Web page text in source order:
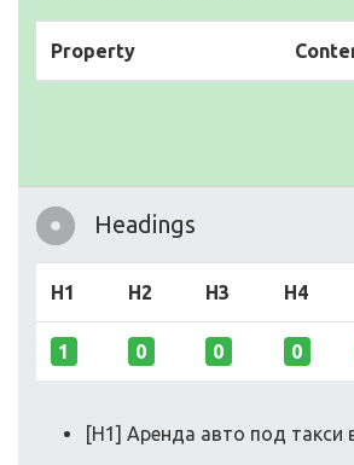
Property
Headings
H1 H2 H3 H4
1 0 0 0
[H1] Аренда авто под такси